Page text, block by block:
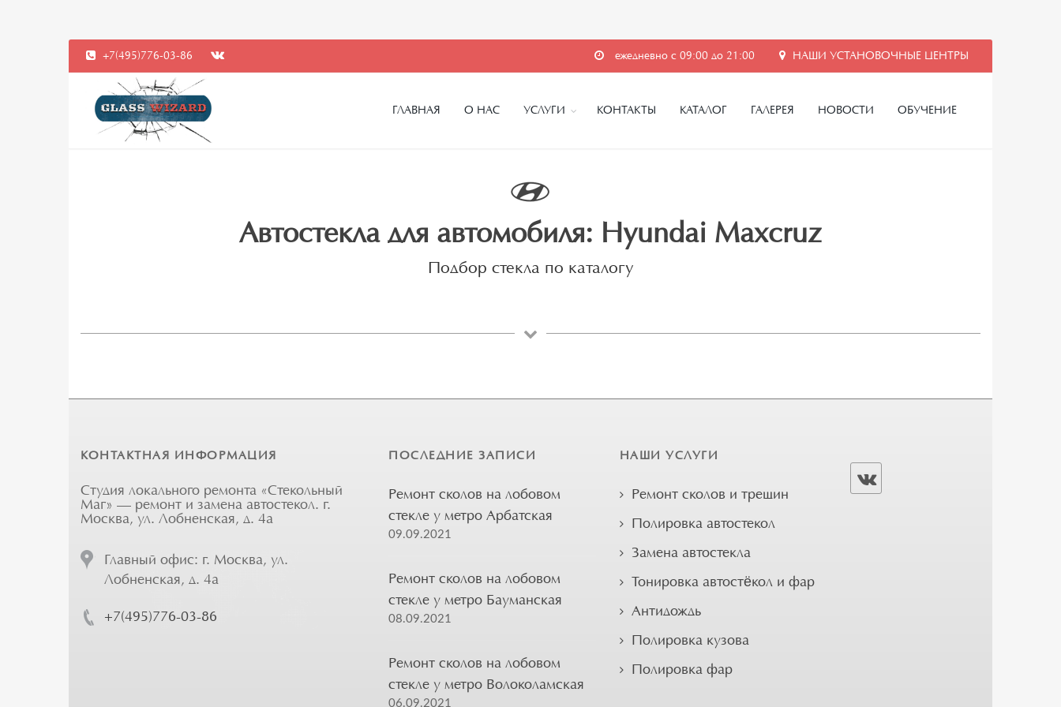
ежедневно с 09:00 до 21:00 НАШИ УСТАНОВОЧНЫЕ ЦЕНТРЫ
+7(495)776-03-86
ГЛАВНАЯ О НАС УСЛУГИ КОНТАКТЫ КАТАЛОГ ГАЛЕРЕЯ НОВОСТИ ОБУЧЕНИЕ
Автостекла для автомобиля: Hyundai Maxcruz
Подбор стекла по каталогу
КОНТАКТНАЯ ИНФОРМАЦИЯ
Студия локального ремонта «Стекольный
Маг» — ремонт и замена автостекол. г.
Москва, ул. Лобненская, д. 4а
Главный офис: г. Москва, ул.
Лобненская, д. 4а
+7(495)776-03-86
ПОСЛЕДНИЕ ЗАПИСИ
Ремонт сколов на лобовом
стекле у метро Арбатская
09.09.2021
Ремонт сколов на лобовом
стекле у метро Бауманская
08.09.2021
Ремонт сколов на лобовом
стекле у метро Волоколамская
06.09.2021
НАШИ УСЛУГИ
Ремонт сколов и трещин
Полировка автостекол
Замена автостекла
Тонировка автостёкол и фар
Антидождь
Полировка кузова
Полировка фар